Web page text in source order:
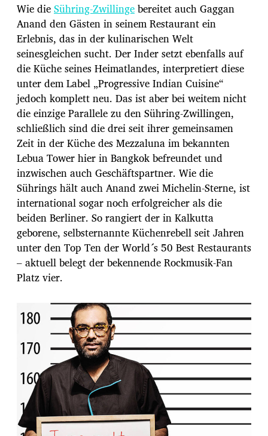
Wie dieSühring-Zwillingebereitet auch Gaggan
Anand den Gästen in seinem Restaurant ein
Erlebnis, das in der kulinarischen Welt
seinesgleichen sucht. Der Inder setzt ebenfalls auf
die Küche seines Heimatlandes, interpretiert diese
unter dem Label „Progressive Indian Cuisine“
jedoch komplett neu. Das ist aber bei weitem nicht
die einzige Parallele zu den Sühring-Zwillingen,
schließlich sind die drei seit ihrer gemeinsamen
Zeit in der Küche des Mezzaluna im bekannten
Lebua Tower hier in Bangkok befreundet und
inzwischen auch Geschäftspartner. Wie die
Sührings hält auch Anand zwei Michelin-Sterne, ist
international sogar noch erfolgreicher als die
beiden Berliner. So rangiert der in Kalkutta
geborene, selbsternannte Küchenrebell seit Jahren
unter den Top Ten der World´s 50 Best Restaurants
– aktuell belegt der bekennende Rockmusik-Fan
Platz vier.